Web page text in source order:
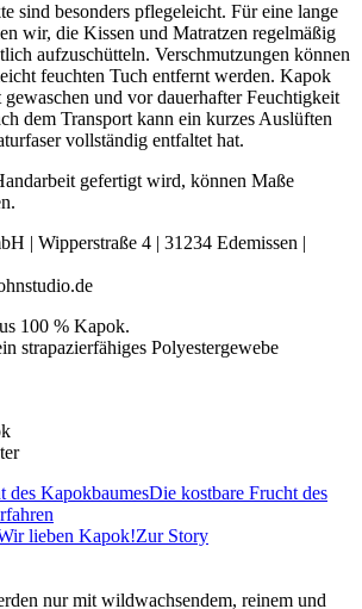
sind besonders pflegeleicht. Für eine lange
wir, die Kissen und Matratzen regelmäßig
aufzuschütteln. Verschmutzungen können
feuchten Tuch entfernt werden. Kapok
und vor dauerhafter Feuchtigkeit
dem Transport kann ein kurzes Auslüften
vollständig entfaltet hat.
gefertigt wird, können Maße
| Wipperstraße 4 | 31234 Edemissen |
100 % Kapok.
strapazierfähiges Polyestergewebe
Die kostbare Frucht des
lieben Kapok!Zur Story
nur mit wildwachsendem, reinem und